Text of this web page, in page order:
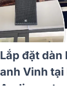
Lắp đặt dàn
anh Vinh tại